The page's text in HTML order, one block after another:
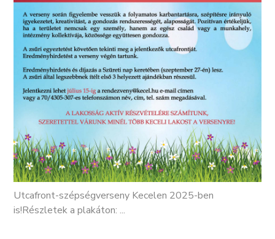
Utcafront-szépségverseny Kecelen 2025-ben
is!Részletek a plakáton: ...